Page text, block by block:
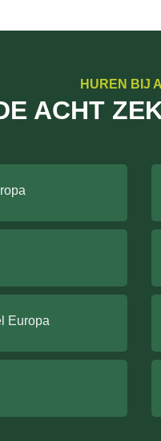
HUREN BIJ
ACHT
Europa